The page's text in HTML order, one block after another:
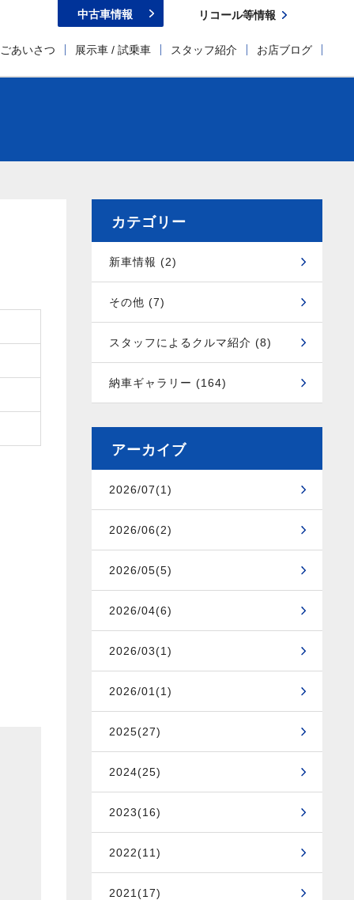
あいさつ 展示車 / 試乗車 スタッフ紹介 お店ブログ
中古車情報 リコール等情報
カテゴリー
新車情報 (2)
その他 (7)
スタッフによるクルマ紹介 (8)
納車ギャラリー (164)
アーカイブ
2026/07(1)
2026/06(2)
2026/05(5)
2026/04(6)
2026/03(1)
2026/01(1)
2025(27)
2024(25)
2023(16)
2022(11)
2021(17)